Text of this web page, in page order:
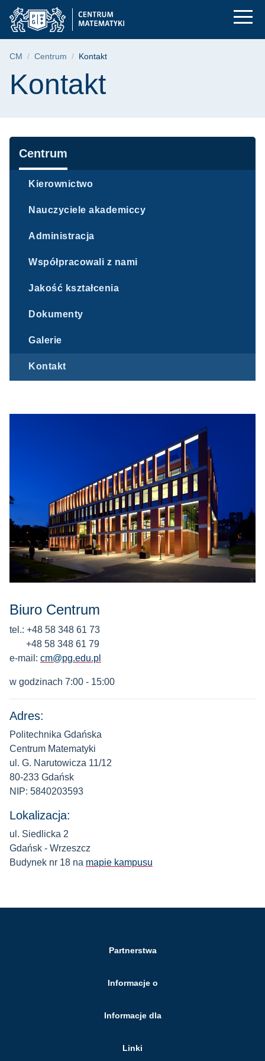
Przejdź
do
menu
Przejdź
do
wyszukiwarki
Przejdź
do
treści
Kontakt | Centrum
Ścieżka nawigacyjna
CM Centrum Kontakt
Treść strony
Kontakt
Nawigacja
Centrum
Kierownictwo
Nauczyciele akademiccy
Administracja
Współpracowali z nami
Jakość kształcenia
Dokumenty
Galerie
Kontakt
Biuro Centrum
tel.: +48 58 348 61 73
+48 58 348 61 79
e-mail: cm@pg.edu.pl
w godzinach 7:00 - 15:00
Adres:
Politechnika Gdańska
Centrum Matematyki
ul. G. Narutowicza 11/12
80-233 Gdańsk
NIP: 5840203593
Lokalizacja:
ul. Siedlicka 2
Gdańsk - Wrzeszcz
Budynek nr 18 na mapie kampusu
Partnerstwa
Informacje o
Informacje dla
Linki